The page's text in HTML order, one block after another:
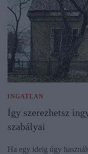
INGATLAN
Így szerezhetsz
szabályai
Ha egy ideig úgy